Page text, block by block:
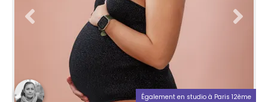
Également en studio à Paris 12ème